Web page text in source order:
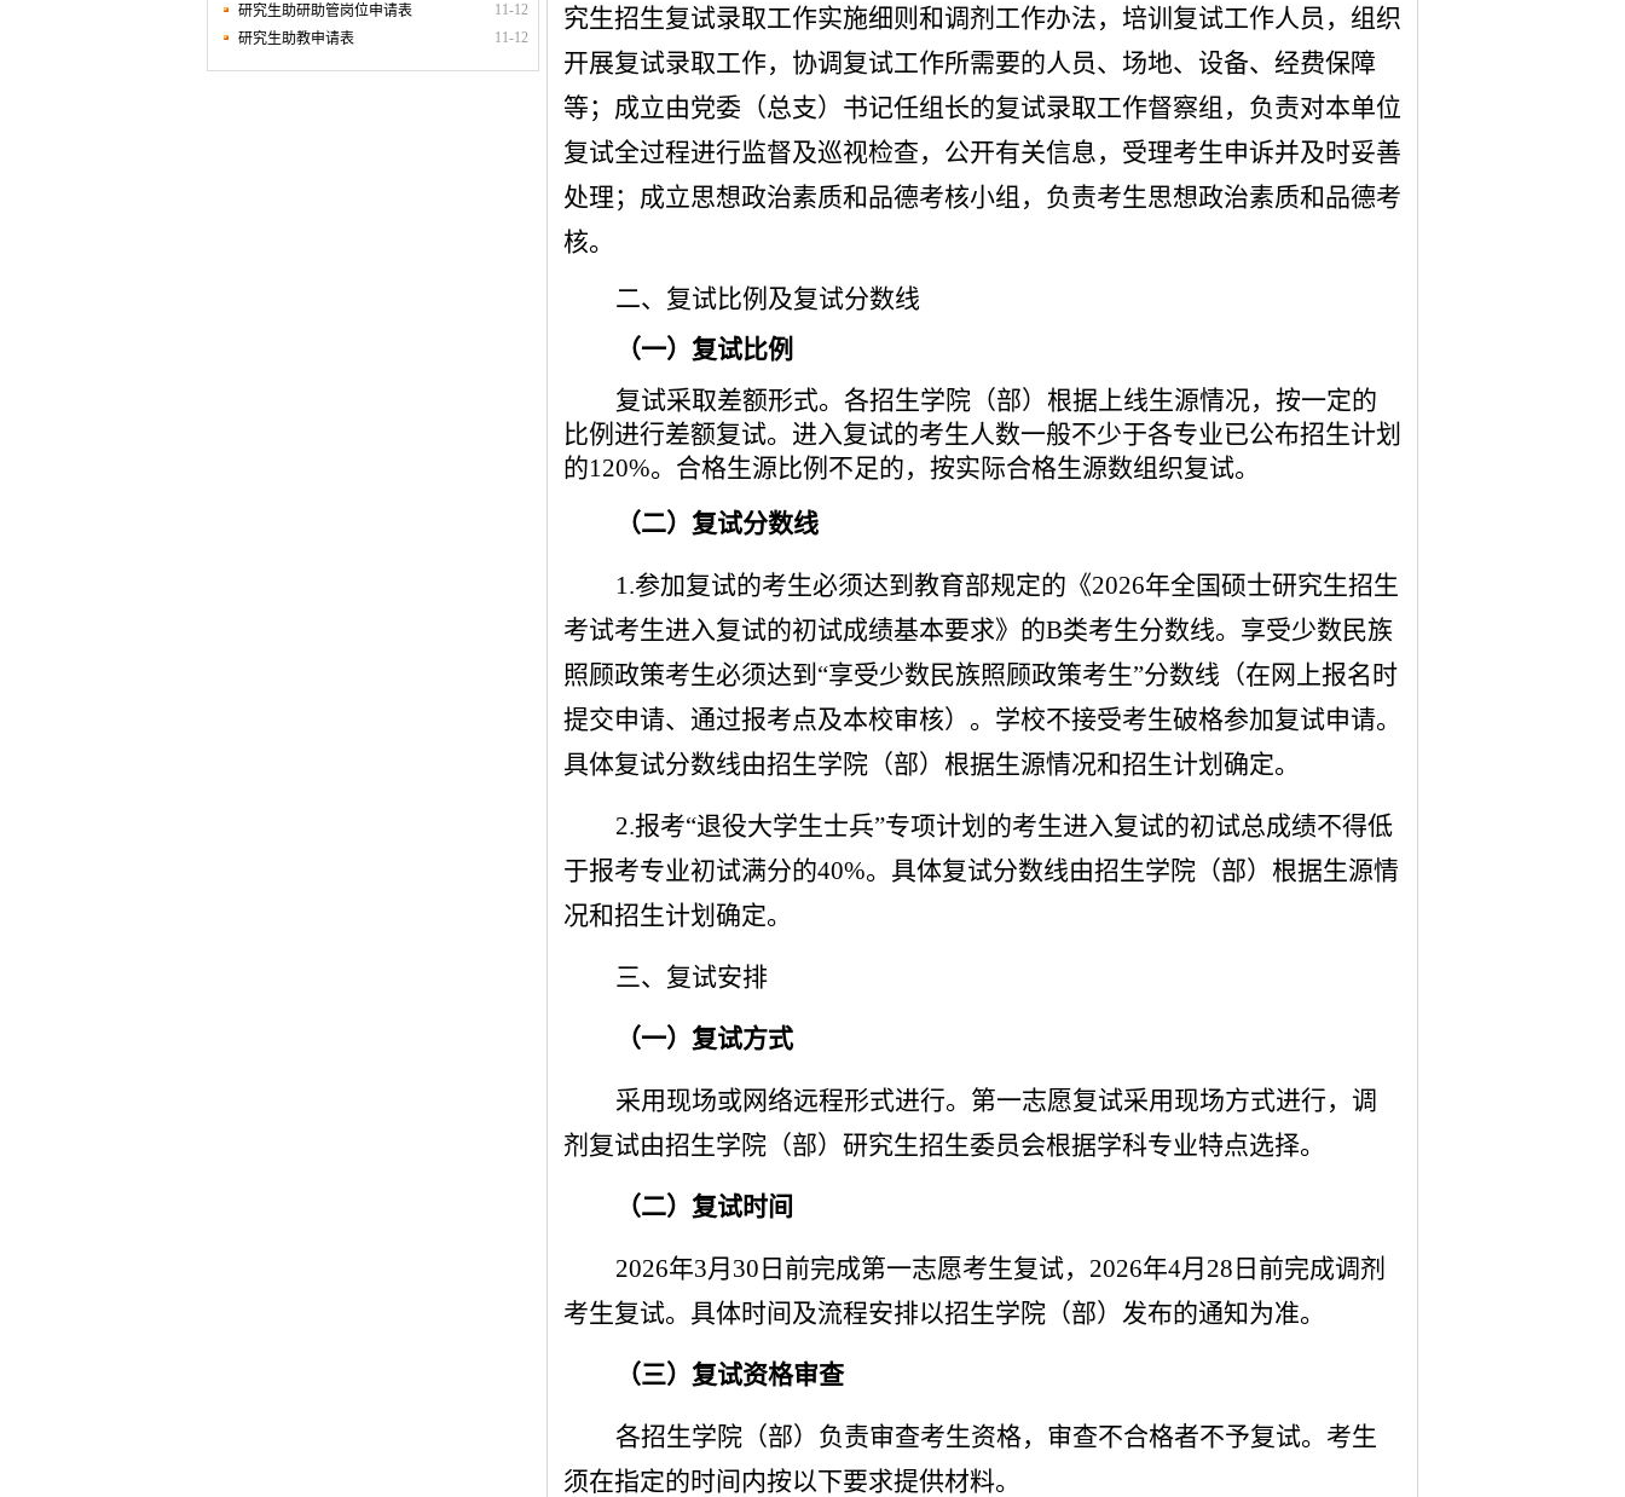
研究生助研助管岗位申请表
11-12
研究生助教申请表
11-12
究生招生复试录取工作实施细则和调剂工作办法，培训复试工作人员，组织
开展复试录取工作，协调复试工作所需要的人员、场地、设备、经费保障
等；成立由党委（总支）书记任组长的复试录取工作督察组 ，负责对本单位
复试全过程进行监督及巡视检查，公开有关信息，受理考生申诉并及时妥善
处理；成立思想政治素质和品德考核小组，负责考生思想政治素质和品德考
核。
二、 复试比例及复试分数线
（一）复试比例
复试采取差额形式。各招生学院（部）根据上线生源情况，按一定的
比例进行差额复试。进入复试的考生人数一般不少于各专业已公布招生计划
的120%。合格生源比例不足的，按实际合格生源数组织复试。
（二）复试分数线
1.参加复试的考生必须达到教育部规定的《2026年全国硕士研究生招生
考试考生进入复试的初试成绩基本要求》的B类考生分数线。 享受少数民族
照顾政策考生必须达到“享受少数民族照顾政策考生”分数线（在网上报名时
提交申请、通过报考点及本校审核）。学校不接受考生破格参加复试申请。
具体复试分数线由招生学院（部）根据生源情况和招生计划确定。
2.报考“退役大学生士兵”专项计划的考生进入复试的初试总成绩不得低
于报考专业初试满分的40%。具体复试分数线由招生学院（部）根据生源情
况和招生计划确定。
三、复试安排
（一）复试方式
采用现场或网络远程形式进行。第一志愿复试采用现场方式进行，调
剂复试由招生学院（部）研究生招生委员会根据学科专业特点选择。
（二）复试时间
2026年3月 30 日前完成第一志愿考生复试， 2026年4月 28 日前完成调剂
考生复试。具体时间及流程安排以招生学院（部）发布的通知为准。
（三）复试资格审查
各招生学院（部）负责审查考生资格，审查不合格者不予复试。考生
须在指定的时间内按以下要求提供材料。